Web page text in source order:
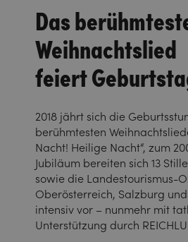
Das
Weihnachtslied
feiert
2018 jährt sich die
berühmtesten
Nacht! Heilige Nacht“, zum
Jubiläum bereiten sich 13
sowie die Landestourismus-
Oberösterreich, Salzburg
intensiv vor – nunmehr mit
Unterstützung durch